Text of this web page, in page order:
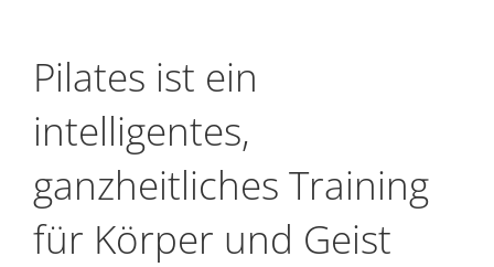
Pilates ist ein
intelligentes,
ganzheitliches Training
für Körper und Geist